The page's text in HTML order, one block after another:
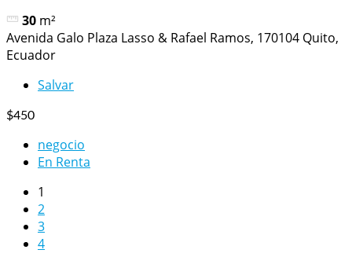
30 m²
Avenida Galo Plaza Lasso & Rafael Ramos, 170104 Quito,
Ecuador
Salvar
$450
negocio
En Renta
1
2
3
4